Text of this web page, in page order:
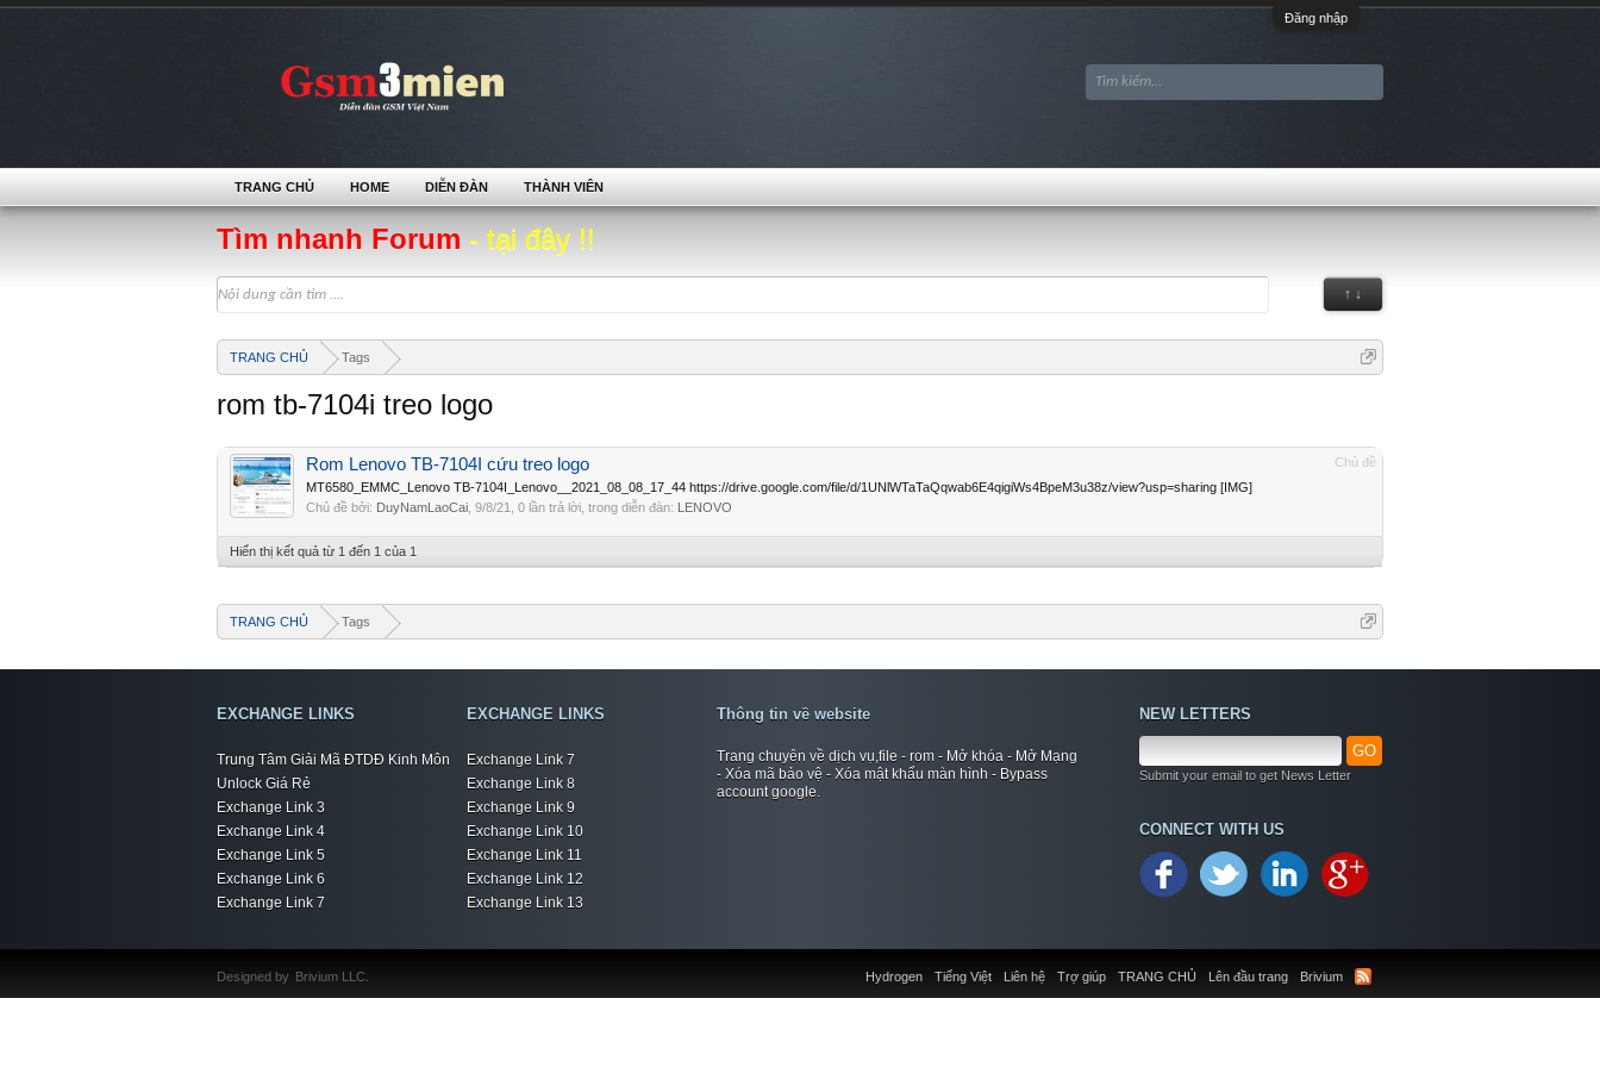
Đăng nhập
Tìm nhanh Forum - tại đây !!
↑ ↓
TRANG CHỦ Tags
rom tb-7104i treo logo
Chủ đề
Rom Lenovo TB-7104I cứu treo logo
MT6580_EMMC_Lenovo TB-7104I_Lenovo__2021_08_08_17_44 https://drive.google.com/file/d/1UNlWTaTaQqwab6E4qigiWs4BpeM3u38z/view?usp=sharing [IMG]
Chủ đề bởi: DuyNamLaoCai 9/8/21 , 0 lần trả lời, trong diễn đàn: LENOVO
Hiển thị kết quả từ 1 đến 1 của 1
TRANG CHỦ Tags
TRANG CHỦ HOME DIỄN ĐÀN THÀNH VIÊN
EXCHANGE LINKS
Trung Tâm Giải Mã ĐTDĐ Kinh Môn
Unlock Giá Rẻ
Exchange Link 3
Exchange Link 4
Exchange Link 5
Exchange Link 6
Exchange Link 7
EXCHANGE LINKS
Exchange Link 7
Exchange Link 8
Exchange Link 9
Exchange Link 10
Exchange Link 11
Exchange Link 12
Exchange Link 13
Thông tin về website
Trang chuyên về dịch vụ,file - rom - Mở khóa - Mở Mạng
- Xóa mã bảo vệ - Xóa mật khẩu màn hình - Bypass
account google.
NEW LETTERS
GO
Submit your email to get News Letter
CONNECT WITH US
Liên hệ Trợ giúp TRANG CHỦ Lên đầu trang Brivium
Hydrogen Tiếng Việt
Designed by Brivium LLC.